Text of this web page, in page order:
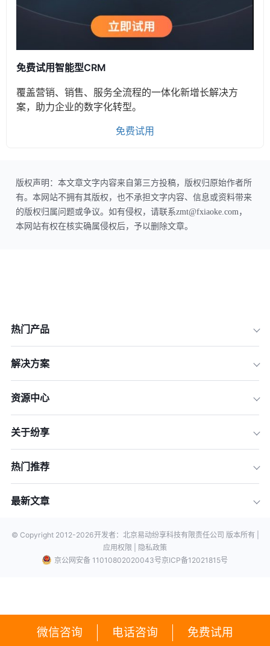
微信咨询 电话咨询 免费试用
免费试用智能型CRM
覆盖营销、销售、服务全流程的一体化新增长解决方
案，助力企业的数字化转型。
免费试用
版权声明：本文章文字内容来自第三方投稿，版权归原始作者所
有。本网站不拥有其版权，也不承担文字内容、信息或资料带来
的版权归属问题或争议。如有侵权，请联系zmt@fxiaoke.com，
本网站有权在核实确属侵权后，予以删除文章。
热门产品
解决方案
资源中心
关于纷享
热门推荐
最新文章
© Copyright 2012-2026开发者：北京易动纷享科技有限责任公司 版本所有 |
应用权限 |
隐私政策
京公网安备 11010802020043号京ICP备12021815号